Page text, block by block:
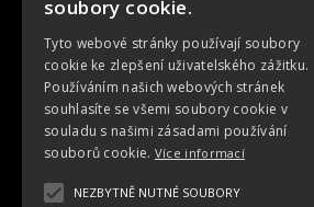
soubory cookie.
Tyto webové stránky používají soubory
cookie ke zlepšení uživatelského zážitku.
Používáním našich webových stránek
souhlasíte se všemi soubory cookie v
souladu s našimi zásadami používání
souborů cookie. Více informací
NEZBYTNĚ NUTNÉ SOUBORY